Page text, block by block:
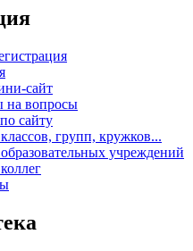
сайт
на вопросы
сайту
групп, кружков...
учреждений